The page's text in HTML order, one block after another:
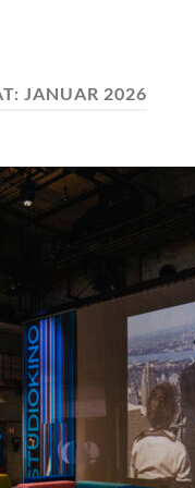
JANUAR 2026